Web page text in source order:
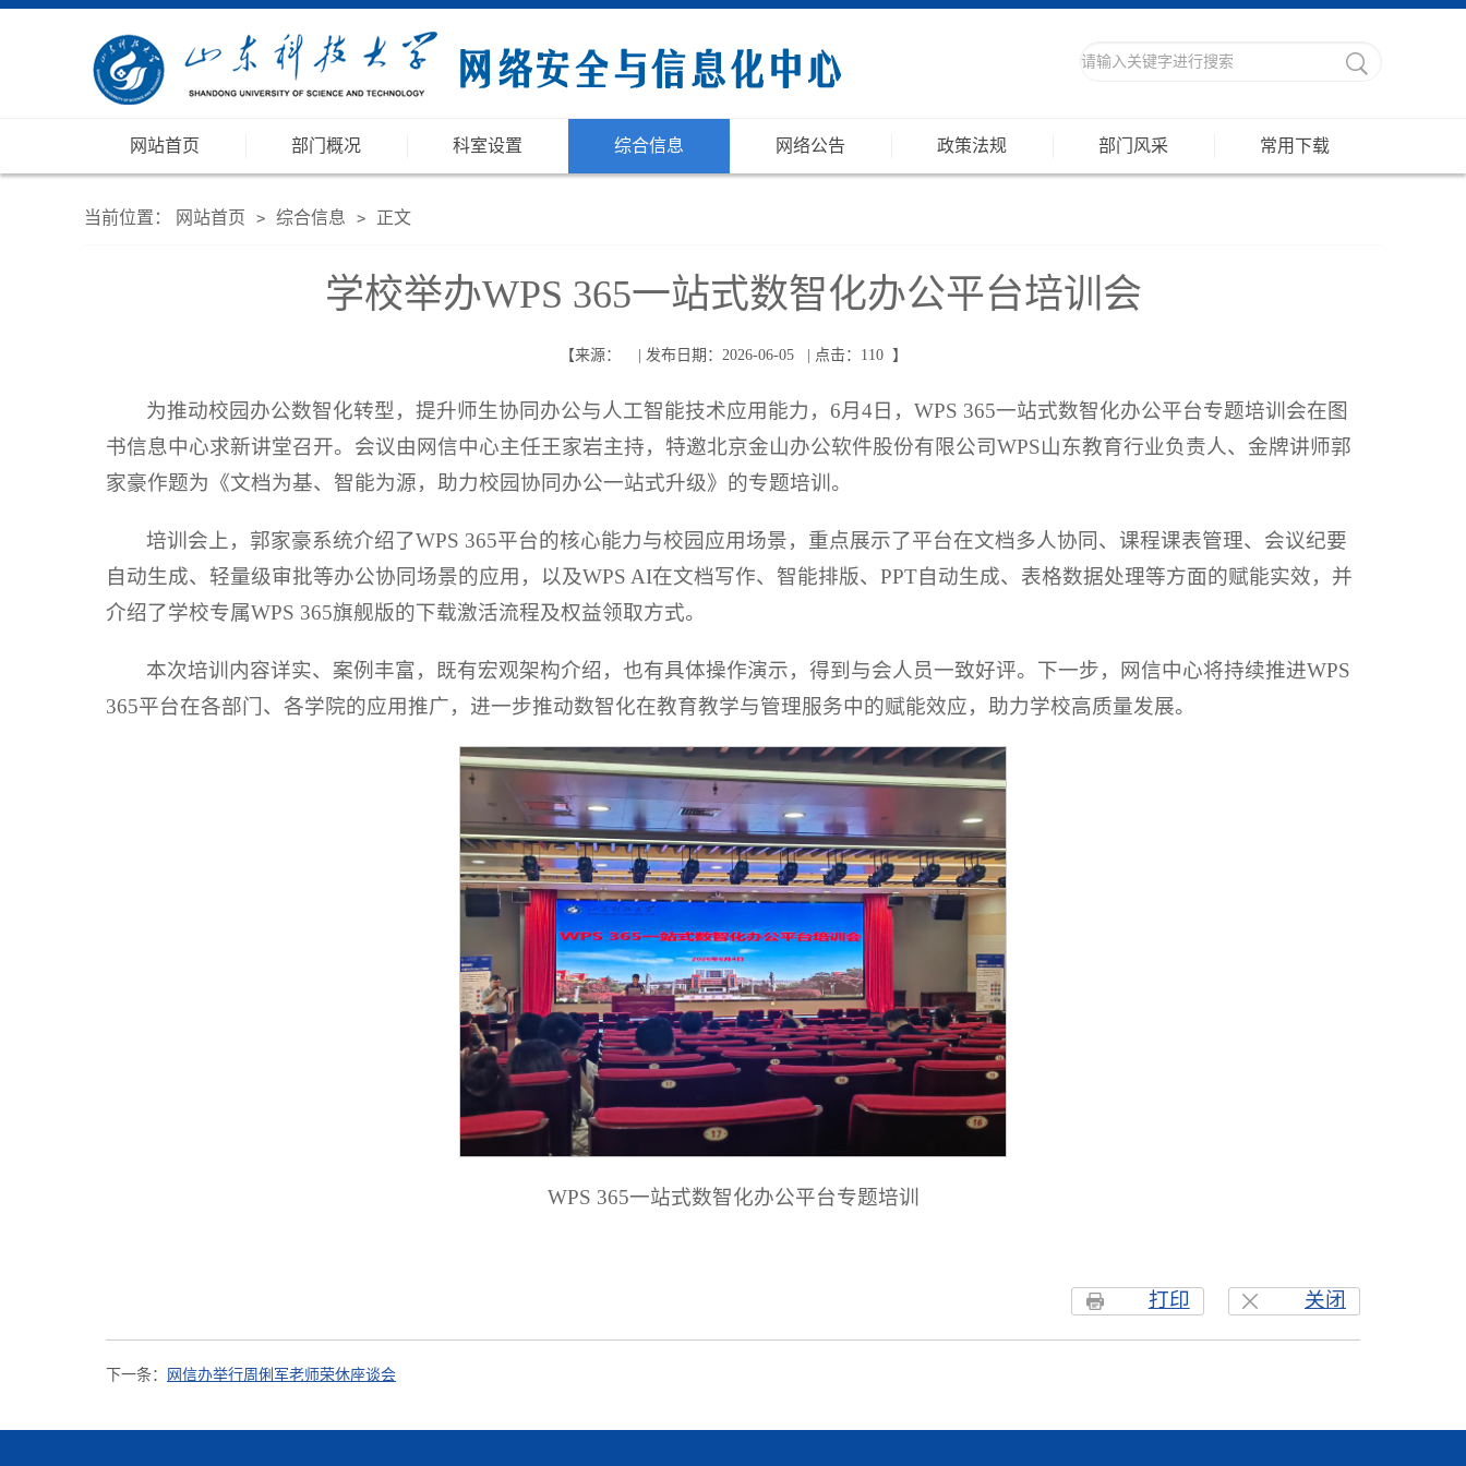
网站首页 部门概况 科室设置 综合信息 网络公告 政策法规 部门风采 常用下载
当前位置： 网站首页 > 综合信息 > 正文
学校举办WPS 365一站式数智化办公平台培训会
【来源： | 发布日期：2026-06-05 | 点击： 110】
为推动校园办公数智化转型，提升师生协同办公与人工智能技术应用能力，6月4日，WPS 365一站式数智化办公平台专题培训会在图
书信息中心求新讲堂召开。会议由网信中心主任王家岩主持，特邀北京金山办公软件股份有限公司WPS山东教育行业负责人、金牌讲师郭
家豪作题为《文档为基、智能为源，助力校园协同办公一站式升级》的专题培训。
培训会上，郭家豪系统介绍了WPS 365平台的核心能力与校园应用场景，重点展示了平台在文档多人协同、课程课表管理、会议纪要
自动生成、轻量级审批等办公协同场景的应用，以及WPS AI在文档写作、智能排版、PPT自动生成、表格数据处理等方面的赋能实效，并
介绍了学校专属WPS 365旗舰版的下载激活流程及权益领取方式。
本次培训内容详实、案例丰富，既有宏观架构介绍，也有具体操作演示，得到与会人员一致好评。下一步，网信中心将持续推进WPS
365平台在各部门、各学院的应用推广，进一步推动数智化在教育教学与管理服务中的赋能效应，助力学校高质量发展。
WPS 365一站式数智化办公平台专题培训
关闭
打印
下一条： 网信办举行周俐军老师荣休座谈会